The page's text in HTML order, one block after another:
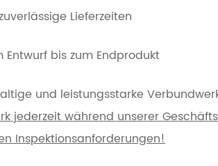
Lieferzeiten
bis zum Endprodukt
und leistungsstarke
jederzeit während unserer
Inspektionsanforderungen!